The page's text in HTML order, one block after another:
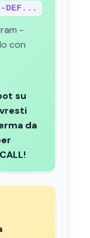
DEF...
-
con
su
da